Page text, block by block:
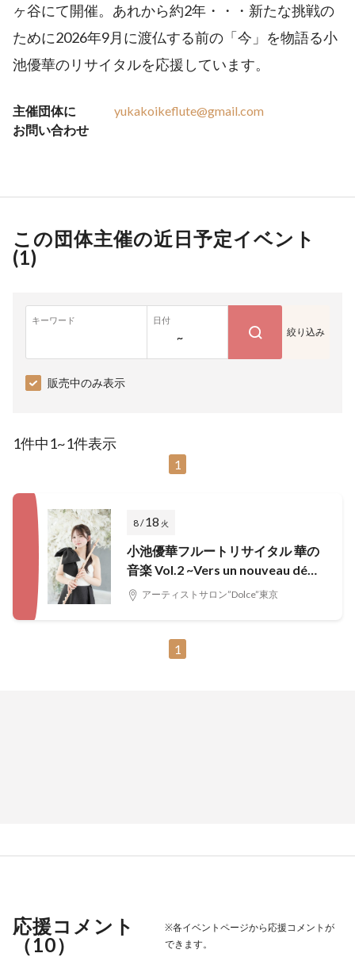
ヶ谷にて開催。あれから約2年・・・新たな挑戦の
ために2026年9月に渡仏する前の「今」を物語る小
池優華のリサイタルを応援しています。
主催団体に
お問い合わせ
yukakoikeflute@gmail.com
この団体主催の近日予定イベント
(1)
キーワード 日付
~ 絞り込み
販売中のみ表示
1件中1~1件表示
1
8 /18 火
小池優華フルートリサイタル 華の
音楽 Vol.2 ~Vers un nouveau défi
~
アーティストサロン”Dolce”東京
1
応援コメント
（10）
※各イベントページから応援コメントが
できます。